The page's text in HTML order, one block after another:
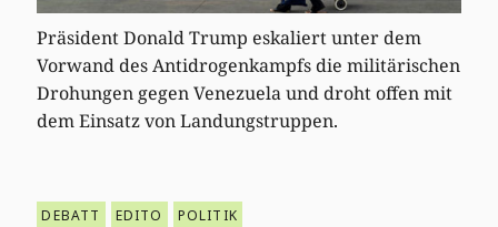
Präsident Donald Trump eskaliert unter dem
Vorwand des Antidrogenkampfs die militärischen
Drohungen gegen Venezuela und droht offen mit
dem Einsatz von Landungstruppen.
DEBATT EDITO POLITIK